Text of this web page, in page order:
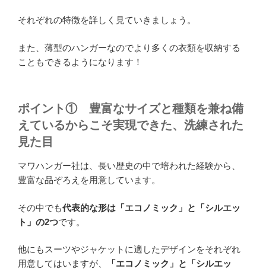
それぞれの特徴を詳しく見ていきましょう。
また、薄型のハンガーなのでより多くの衣類を収納する
こともできるようになります！
ポイント① 豊富なサイズと種類を兼ね備
えているからこそ実現できた、洗練された
見た目
マワハンガー社は、長い歴史の中で培われた経験から、
豊富な品ぞろえを用意しています。
その中でも代表的な形は 「エコノミック」 と
「シルエッ
ト」 の2つです。
他にもスーツやジャケットに適したデザインをそれぞれ
用意してはいますが、
「エコノミック」と「シルエッ